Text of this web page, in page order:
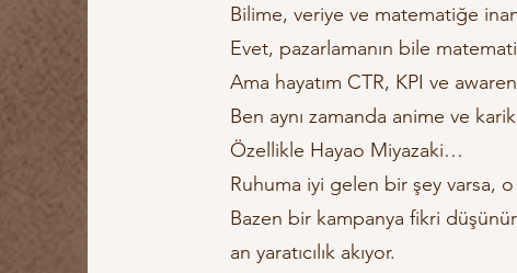
Bilime, veriye ve matematiğe
Evet, pazarlamanın bile
Ama hayatım CTR, KPI ve
Ben aynı zamanda anime ve
Özellikle Hayao Miyazaki…
Ruhuma iyi gelen bir şey varsa,
Bazen bir kampanya fikri
an yaratıcılık akıyor.